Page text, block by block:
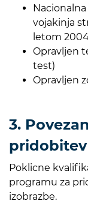
vojakinja
letom
Opravljen
test)
Opravljen
3.
Poklicne
programu za
izobrazbe.